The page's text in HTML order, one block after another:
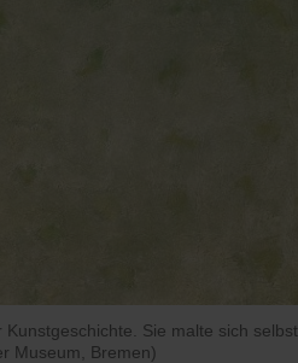
Sie malte sich selbst
Museum, Bremen)